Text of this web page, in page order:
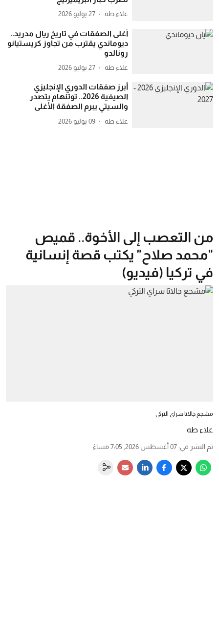
علاء طه 27 يوليو 2026
أغلى الصفقات في تاريخ ريال مدريد..
ديوماندي يقترب من تجاوز كريستيانو
رونالدو
علاء طه 27 يوليو 2026
أبرز صفقات الدوري الإنجليزي
الصيفية 2026.. توتنهام يتصدر
والسيتي يبرم الصفقة الأغلى
علاء طه 09 يوليو 2026
من التعصب إلى الأخوة.. قميص
"محمد صلاح" يكتب قصة إنسانية
في تركيا (فيديو)
مشجع جالاتا سراي التركي
علاء طه
تم النشر في: 07 أغسطس 2026, 7:05 مساءً